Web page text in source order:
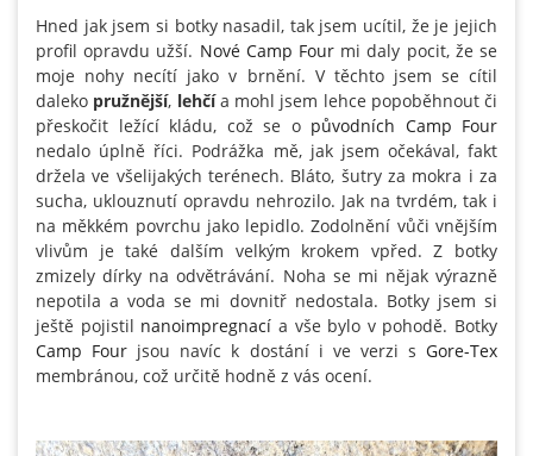
Hned jak jsem si botky nasadil, tak jsem ucítil, že je jejich
profil opravdu užší. Nové Camp Four mi daly pocit, že se
moje nohy necítí jako v brnění. V těchto jsem se cítil
daleko pružnější, lehčía mohl jsem lehce popoběhnout či
přeskočit ležící kládu, což se o původních Camp Four
nedalo úplně říci. Podrážka mě, jak jsem očekával, fakt
držela ve všelijakých terénech. Bláto, šutry za mokra i za
sucha, uklouznutí opravdu nehrozilo. Jak na tvrdém, tak i
na měkkém povrchu jako lepidlo. Zodolnění vůči vnějším
vlivům je také dalším velkým krokem vpřed. Z botky
zmizely dírky na odvětrávání. Noha se mi nějak výrazně
nepotila a voda se mi dovnitř nedostala. Botky jsem si
ještě pojistil nanoimpregnací a vše bylo v pohodě. Botky
Camp Four jsou navíc k dostání i ve verzi sGore-Tex
membránou, což určitě hodně z vás ocení.